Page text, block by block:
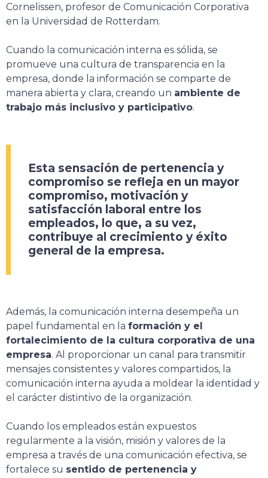
Cornelissen, profesor de Comunicación Corporativa
en la Universidad de Rotterdam.
Cuando la comunicación interna es sólida, se
promueve una cultura de transparencia en la
empresa, donde la información se comparte de
manera abierta y clara, creando un ambiente de
trabajo más inclusivo y participativo.
Esta sensación de pertenencia y
compromiso se refleja en un mayor
compromiso, motivación y
satisfacción laboral entre los
empleados, lo que, a su vez,
contribuye al crecimiento y éxito
general de la empresa.
Además, la comunicación interna desempeña un
papel fundamental en la formación y el
fortalecimiento de la cultura corporativa de una
empresa. Al proporcionar un canal para transmitir
mensajes consistentes y valores compartidos, la
comunicación interna ayuda a moldear la identidad y
el carácter distintivo de la organización.
Cuando los empleados están expuestos
regularmente a la visión, misión y valores de la
empresa a través de una comunicación efectiva, se
fortalece su sentido de pertenencia y